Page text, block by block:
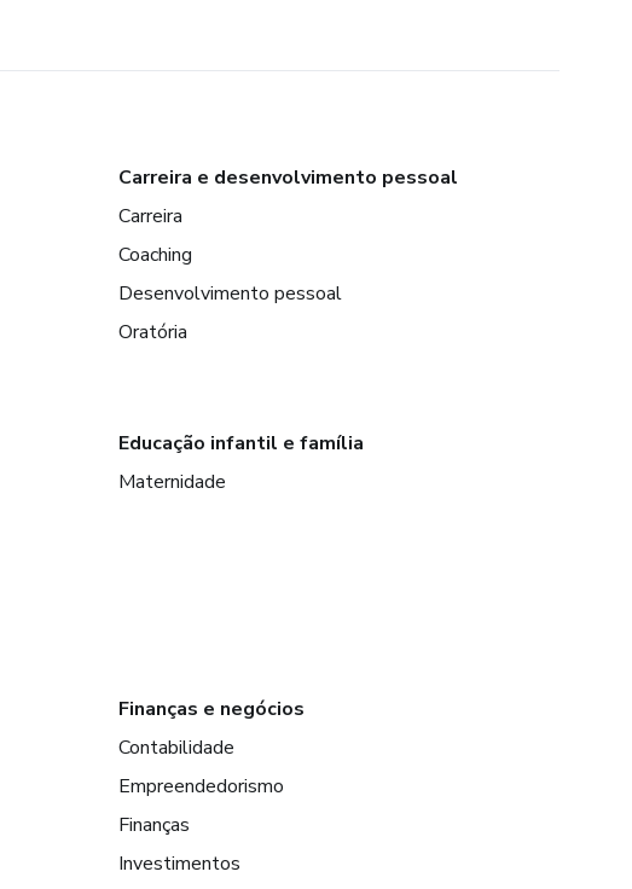
Carreira e desenvolvimento pessoal
Carreira
Coaching
Desenvolvimento pessoal
Oratória
Educação infantil e família
Maternidade
Finanças e negócios
Contabilidade
Empreendedorismo
Finanças
Investimentos